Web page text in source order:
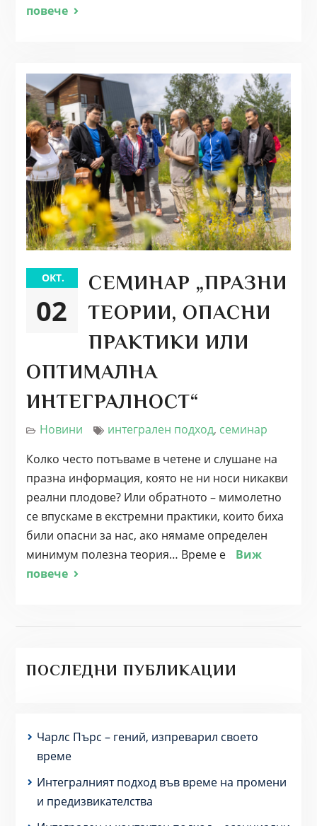
повече
ОКТ.
02
СЕМИНАР „ПРАЗНИ
ТЕОРИИ, ОПАСНИ
ПРАКТИКИ ИЛИ
ОПТИМАЛНА
ИНТЕГРАЛНОСТ“
Новини интегрален подход, семинар
Колко често потъваме в четене и слушане на
празна информация, която не ни носи никакви
реални плодове? Или обратното – мимолетно
се впускаме в екстремни практики, които биха
били опасни за нас, ако нямаме определен
минимум полезна теория… Време е
Виж
повече
ПОСЛЕДНИ ПУБЛИКАЦИИ
Чарлс Пърс – гений, изпреварил своето
време
Интегралният подход във време на промени
и предизвикателства